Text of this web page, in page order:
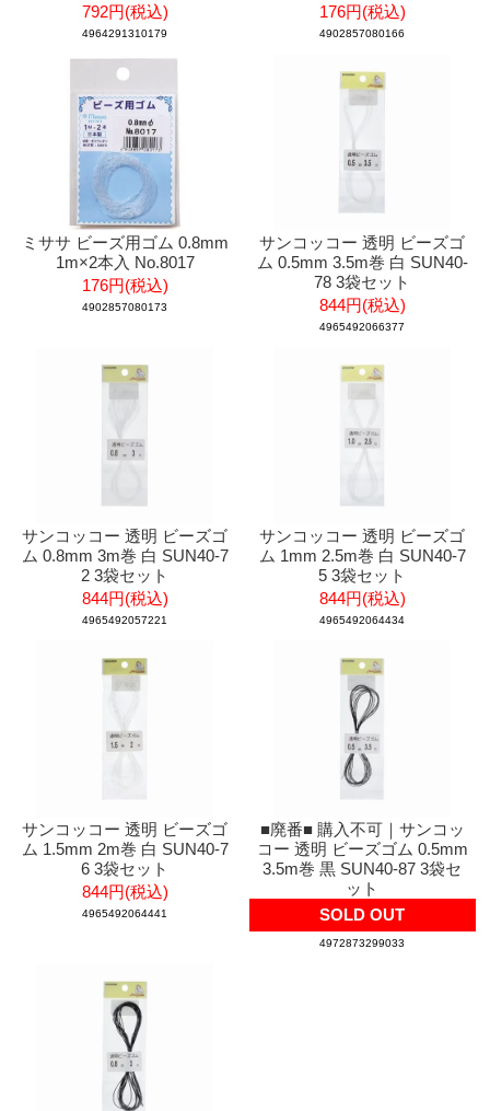
792円(税込)
4964291310179
176円(税込)
4902857080166
ミササ ビーズ用ゴム 0.8mm
1m×2本入 No.8017
176円(税込)
4902857080173
サンコッコー 透明 ビーズゴ
ム 0.5mm 3.5m巻 白 SUN40-
78 3袋セット
844円(税込)
4965492066377
サンコッコー 透明 ビーズゴ
ム 0.8mm 3m巻 白 SUN40-7
2 3袋セット
844円(税込)
4965492057221
サンコッコー 透明 ビーズゴ
ム 1mm 2.5m巻 白 SUN40-7
5 3袋セット
844円(税込)
4965492064434
サンコッコー 透明 ビーズゴ
ム 1.5mm 2m巻 白 SUN40-7
6 3袋セット
844円(税込)
4965492064441
■廃番■ 購入不可｜サンコッ
コー 透明 ビーズゴム 0.5mm
3.5m巻 黒 SUN40-87 3袋セ
ット
SOLD OUT
4972873299033